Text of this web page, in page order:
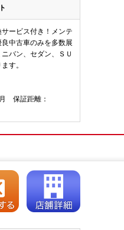
ービス付き！メンテ
中古車のみを多数展
バン、セダン、ＳＵ
す。
保証距離：